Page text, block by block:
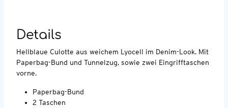
Details
Hellblaue Culotte aus weichem Lyocell im Denim-Look. Mit
Paperbag-Bund und Tunnelzug, sowie zwei Eingrifftaschen
vorne.
Paperbag-Bund
2 Taschen